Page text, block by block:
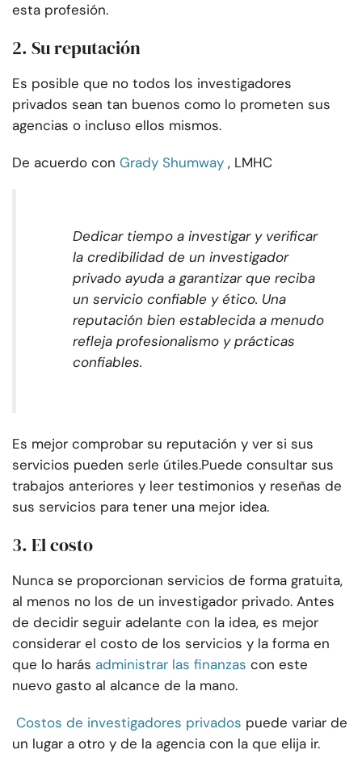
esta profesión.
2. Su reputación
Es posible que no todos los investigadores
privados sean tan buenos como lo prometen sus
agencias o incluso ellos mismos.
De acuerdo con Grady Shumway , LMHC
Dedicar tiempo a investigar y verificar
la credibilidad de un investigador
privado ayuda a garantizar que reciba
un servicio confiable y ético. Una
reputación bien establecida a menudo
refleja profesionalismo y prácticas
confiables.
Es mejor comprobar su reputación y ver si sus
servicios pueden serle útiles.Puede consultar sus
trabajos anteriores y leer testimonios y reseñas de
sus servicios para tener una mejor idea.
3. El costo
Nunca se proporcionan servicios de forma gratuita,
al menos no los de un investigador privado. Antes
de decidir seguir adelante con la idea, es mejor
considerar el costo de los servicios y la forma en
que lo harás administrar las finanzas con este
nuevo gasto al alcance de la mano.
Costos de investigadores privados puede variar de
un lugar a otro y de la agencia con la que elija ir.